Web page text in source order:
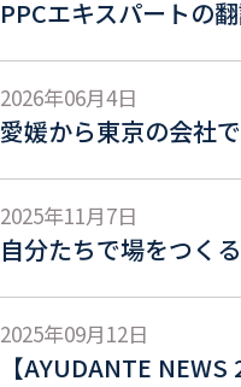
PPCエキスパートの
2026年06月4日
愛媛から東京の会社
2025年11月7日
自分たちで場をつく
2025年09月12日
【AYUDANTE